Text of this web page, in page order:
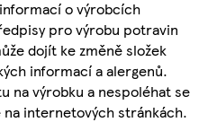
o výrobcích
pro výrobu potravin
dojít ke změně složek
informací a alergenů.
na výrobku a nespoléhat se
internetových stránkách.